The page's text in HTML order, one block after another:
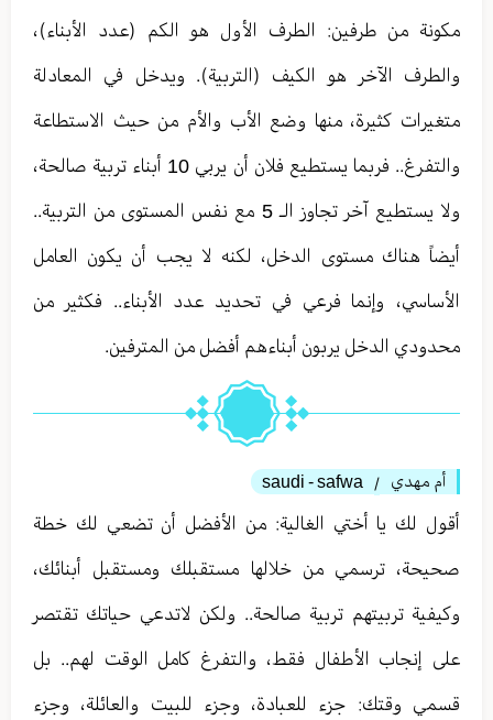
مكونة من طرفين: الطرف الأول هو الكم (عدد الأبناء)،
والطرف الآخر هو الكيف (التربية). ويدخل في المعادلة
متغيرات كثيرة، منها وضع الأب والأم من حيث الاستطاعة
والتفرغ.. فربما يستطيع فلان أن يربي 10 أبناء تربية صالحة،
ولا يستطيع آخر تجاوز الـ 5 مع نفس المستوى من التربية..
أيضاً هناك مستوى الدخل، لكنه لا يجب أن يكون العامل
الأساسي، وإنما فرعي في تحديد عدد الأبناء.. فكثير من
محدودي الدخل يربون أبناءهم أفضل من المترفين.
أم مهدي /
saudi - safwa
أقول لك يا أختي الغالية: من الأفضل أن تضعي لك خطة
صحيحة، ترسمي من خلالها مستقبلك ومستقبل أبنائك،
وكيفية تربيتهم تربية صالحة.. ولكن لاتدعي حياتك تقتصر
على إنجاب الأطفال فقط، والتفرغ كامل الوقت لهم.. بل
قسمي وقتك: جزء للعبادة، وجزء للبيت والعائلة، وجزء